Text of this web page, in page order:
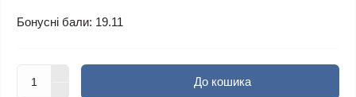
Бонусні бали: 19.11
До кошика